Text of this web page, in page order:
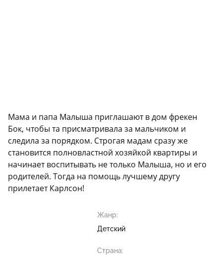
Мама и папа Малыша приглашают в дом фрекен
Бок, чтобы та присматривала за мальчиком и
следила за порядком. Строгая мадам сразу же
становится полновластной хозяйкой квартиры и
начинает воспитывать не только Малыша, но и его
родителей. Тогда на помощь лучшему другу
прилетает Карлсон!
Жанр:
Детский
Страна: